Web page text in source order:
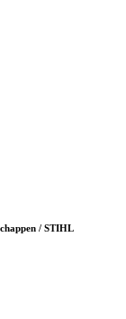
/ STIHL